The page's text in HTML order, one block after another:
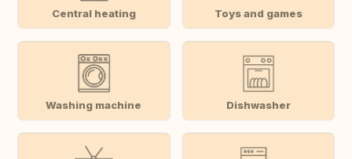
Central heating Toys and games
Washing machine Dishwasher